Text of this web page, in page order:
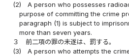
(2)
A person who possesses
purpose of committing the crime
paragraph (1) is subject to
more than seven years.
３
前二項の罪の未遂は、罰する。
(3)
A person who attempts the